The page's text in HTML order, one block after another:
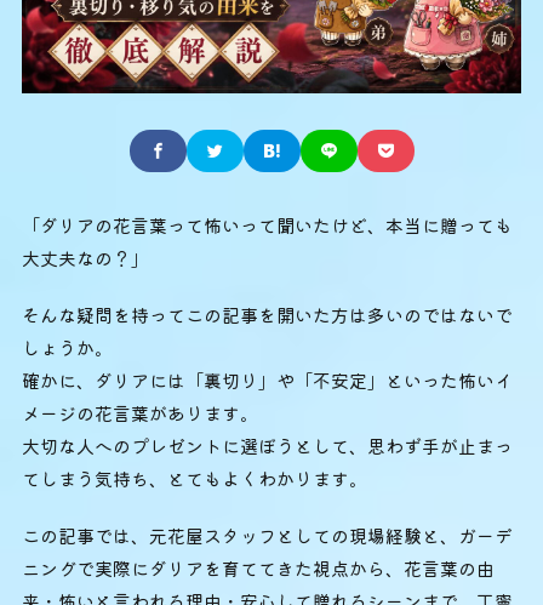
「ダリアの花言葉って怖いって聞いたけど、本当に贈っても
大丈夫なの？」
そんな疑問を持ってこの記事を開いた方は多いのではないで
しょうか。
確かに、ダリアには「裏切り」や「不安定」といった怖いイ
メージの花言葉があります。
大切な人へのプレゼントに選ぼうとして、思わず手が止まっ
てしまう気持ち、とてもよくわかります。
この記事では、元花屋スタッフとしての現場経験と、ガーデ
ニングで実際にダリアを育ててきた視点から、花言葉の由